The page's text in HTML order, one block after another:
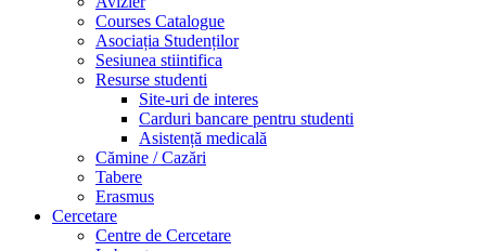
Courses Catalogue
Asociația Studenților
Sesiunea stiintifica
Resurse studenti
Site-uri de interes
Carduri bancare pentru studenti
Asistență medicală
Cămine / Cazări
Tabere
Erasmus
Cercetare
Centre de Cercetare